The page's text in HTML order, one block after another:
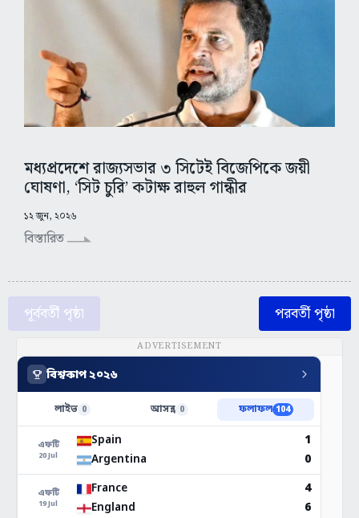
মধ্যপ্রদেশে রাজ্যসভার ৩ সিটেই বিজেপিকে জয়ী
ঘোষণা, ‘সিট চুরি’ কটাক্ষ রাহুল গান্ধীর
১২ জুন, ২০২৬
বিস্তারিত
পূর্ববর্তী পৃষ্ঠা পরবর্তী পৃষ্ঠা
ADVERTISEMENT